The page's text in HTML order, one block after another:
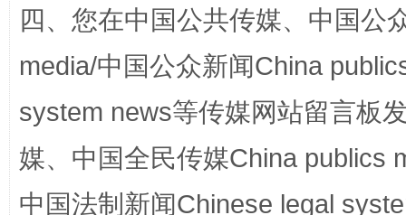
四、您在中国公共传媒、中国公
media/中国公众新闻China
system news等传媒网站留言板
媒、中国全民传媒China publics
中国法制新闻Chinese legal